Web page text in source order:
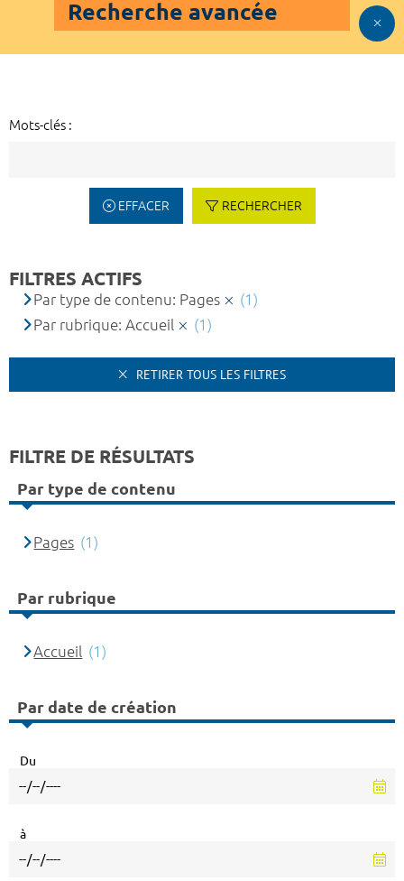
Recherche avancée
Mots-clés :
EFFACER RECHERCHER
FILTRES ACTIFS
Par type de contenu: Pages
(1)
Par rubrique: Accueil
(1)
RETIRER TOUS LES FILTRES
FILTRE DE RÉSULTATS
Par type de contenu
Pages (1)
Par rubrique
Accueil (1)
Par date de création
Du
à